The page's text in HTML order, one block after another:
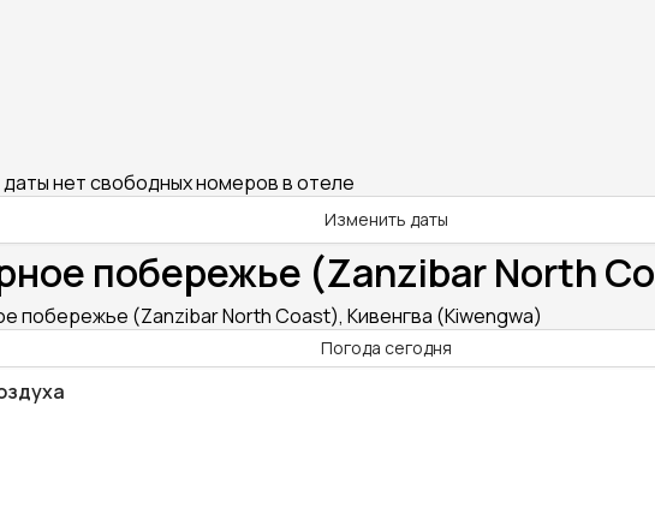
нет свободных номеров в отеле
Изменить даты
побережье (Zanzibar North
побережье (Zanzibar North Coast), Кивенгва (Kiwengwa)
Погода сегодня